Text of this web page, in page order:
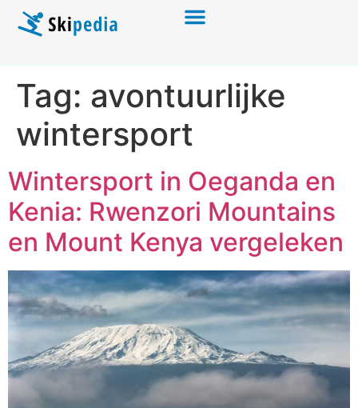
Tag: avontuurlijke
wintersport
Wintersport in Oeganda en
Kenia: Rwenzori Mountains
en Mount Kenya vergeleken